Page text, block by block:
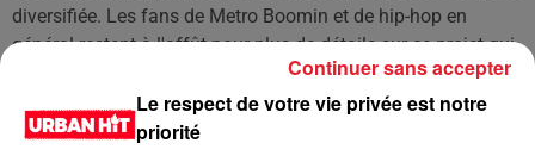
diversifiée. Les fans de Metro Boomin et de hip-hop en
général restent à l'affût pour plus de détails sur ce projet qui
promet de marquer l'histoire de la musique.
LES DERNIÈRES NEWS
Le respect de votre vie privée est notre
priorité
Continuer sans accepter